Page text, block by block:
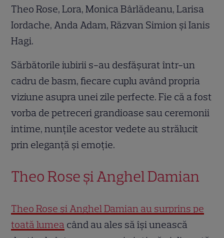
Theo Rose, Lora, Monica Bârlădeanu, Larisa
Iordache, Anda Adam, Răzvan Simion și Ianis
Hagi.
Sărbătorile iubirii s-au desfășurat într-un
cadru de basm, fiecare cuplu având propria
viziune asupra unei zile perfecte. Fie că a fost
vorba de petreceri grandioase sau ceremonii
intime, nunțile acestor vedete au strălucit
prin eleganță și emoție.
Theo Rose și Anghel Damian
Theo Rose și Anghel Damian au surprins pe
toată lumea când au ales să își unească